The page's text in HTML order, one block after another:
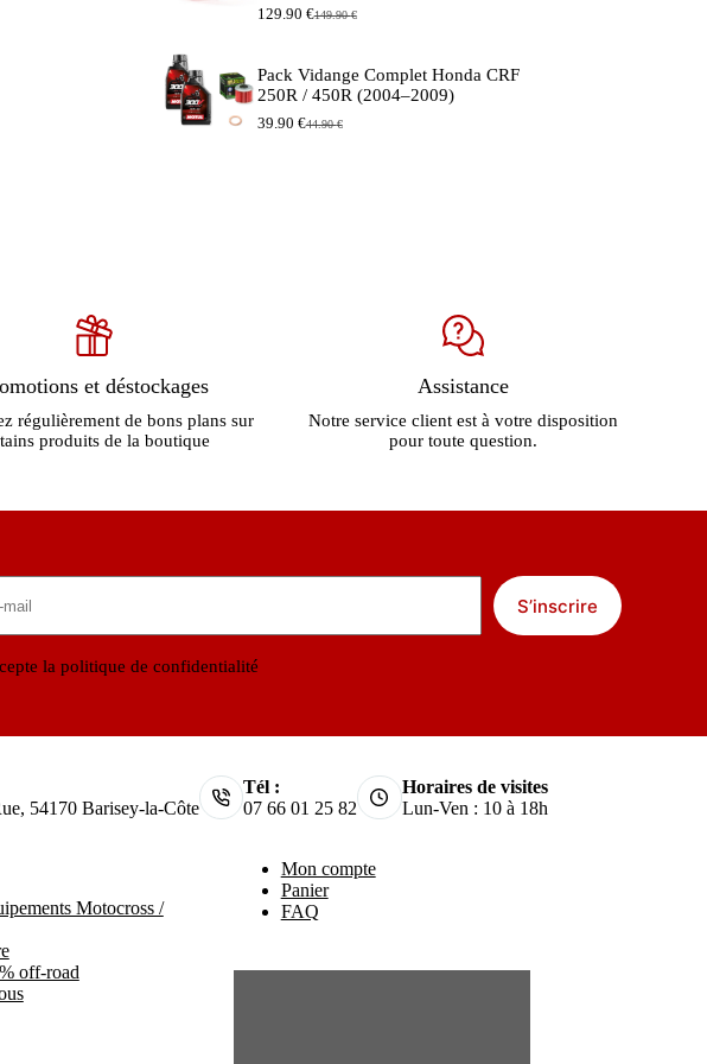
149.90€
Le
était :
149.90 €.
129.90 €
Le
est :
129.90 €.
Pack Vidange Complet Honda CRF
250R / 450R (2004–2009)
44.90€
Le
39.90 €
Le
et déstockages
régulièrement de bons plans sur
produits de la boutique
Assistance
Notre service client est à votre disposition
pour toute question.
S’inscrire
lapolitique de confidentialité
54170 Barisey-la-Côte
Tél :
07 66 01 25 82
Horaires de visites
Lun-Ven : 10 à 18h
Motocross /
off-road
Mon compte
Panier
FAQ